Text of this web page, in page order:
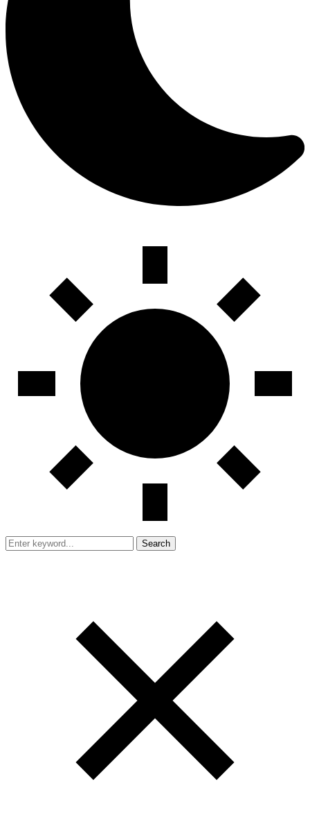
Search